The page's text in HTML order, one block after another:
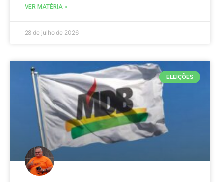
VER MATÉRIA »
28 de julho de 2026
ELEIÇÕES